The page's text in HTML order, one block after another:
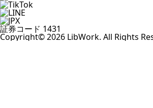
証券コード 1431
Copyright© 2026 LibWork. All Rights